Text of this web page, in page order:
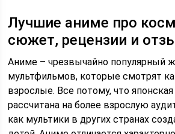
Лучшие аниме про
сюжет, рецензии и
Аниме – чрезвычайно популярный
мультфильмов, которые смотрят
взрослые. Все потому, что
рассчитана на более взрослую
как мультики в других странах